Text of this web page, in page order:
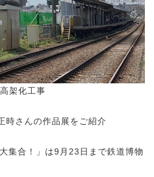
架化工事
さんの作品展をご紹介
合！」は9月23日まで鉄道博物